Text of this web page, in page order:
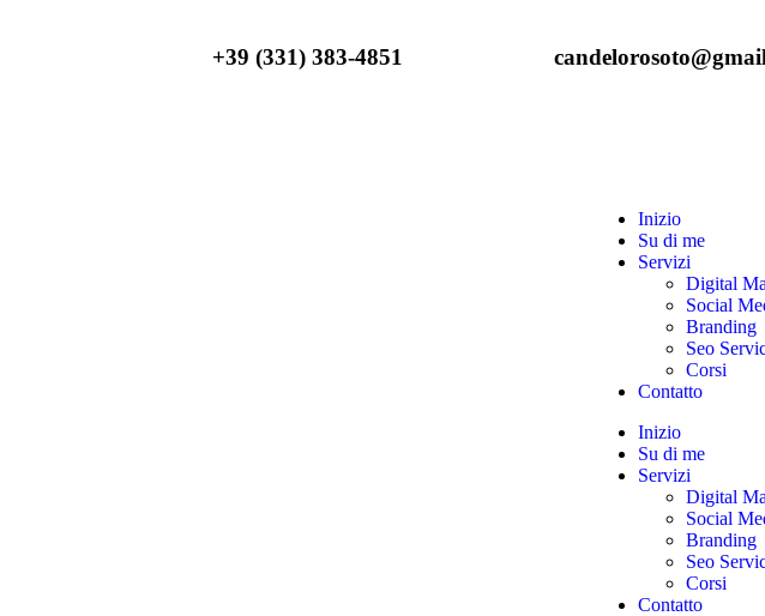
+39 (331) 383-4851
Inizio
Su di me
Servizi
Digital
Social
Branding
Seo
Corsi
Contatto
Inizio
Su di me
Servizi
Digital
Social
Branding
Seo
Corsi
Contatto